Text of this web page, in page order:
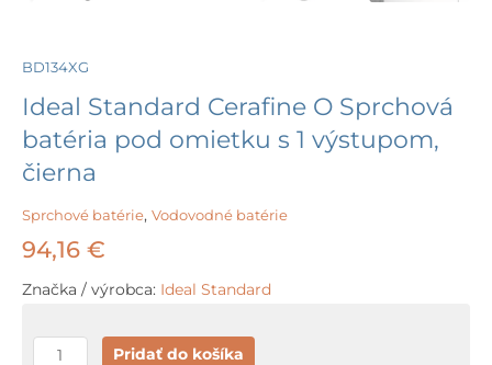
BD134XG
Ideal Standard Cerafine O Sprchová
batéria pod omietku s 1 výstupom,
čierna
Sprchové batérie, Vodovodné batérie
94,16 €
Značka / výrobca: Ideal Standard
množstvo
Pridať do košíka